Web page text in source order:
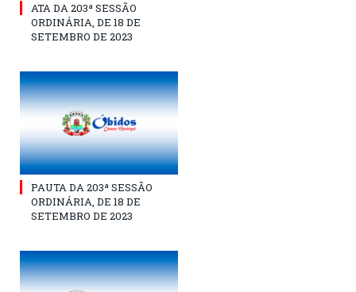
ATA DA 203ª SESSÃO
ORDINÁRIA, DE 18 DE
SETEMBRO DE 2023
PAUTA DA 203ª SESSÃO
ORDINÁRIA, DE 18 DE
SETEMBRO DE 2023